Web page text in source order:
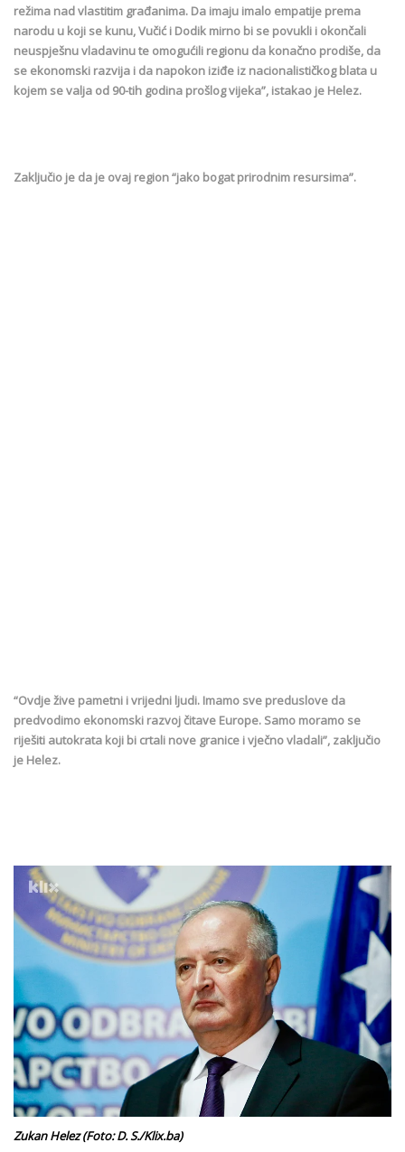
režima nad vlastitim građanima. Da imaju imalo empatije prema
narodu u koji se kunu, Vučić i Dodik mirno bi se povukli i okončali
neuspješnu vladavinu te omogućili regionu da konačno prodiše, da
se ekonomski razvija i da napokon iziđe iz nacionalističkog blata u
kojem se valja od 90-tih godina prošlog vijeka”, istakao je Helez.
Zaključio je da je ovaj region “jako bogat prirodnim resursima”.
“Ovdje žive pametni i vrijedni ljudi. Imamo sve preduslove da
predvodimo ekonomski razvoj čitave Europe. Samo moramo se
riješiti autokrata koji bi crtali nove granice i vječno vladali”, zaključio
je Helez.
Zukan Helez (Foto: D. S./Klix.ba)